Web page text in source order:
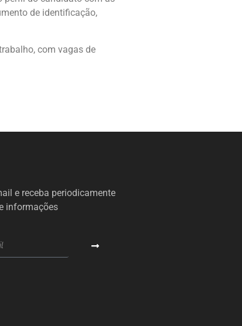
de identificação,
com vagas de
e receba periodicamente
informações